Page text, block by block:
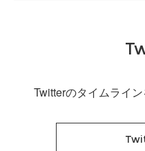
Twitterのタイムライ